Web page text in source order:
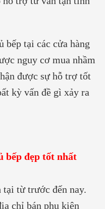
tại các cửa hàng
nguy cơ mua nhầm
được sự hỗ trợ tốt
kỳ vấn đề gì xảy ra
bếp đẹp tốt nhất
từ trước đến nay.
chỉ bán phụ kiện